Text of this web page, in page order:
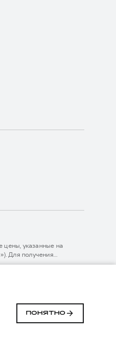
цены, указанные на
Для получения
Опубликованная на
Сделано в ПЕРКС
ПОНЯТНО